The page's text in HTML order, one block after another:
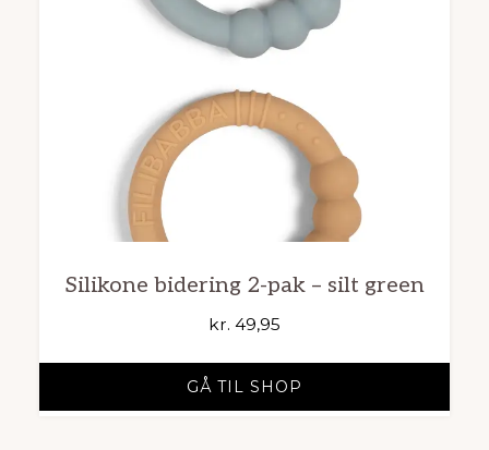
Silikone bidering 2-pak – silt green
kr. 49,95
GÅ TIL SHOP